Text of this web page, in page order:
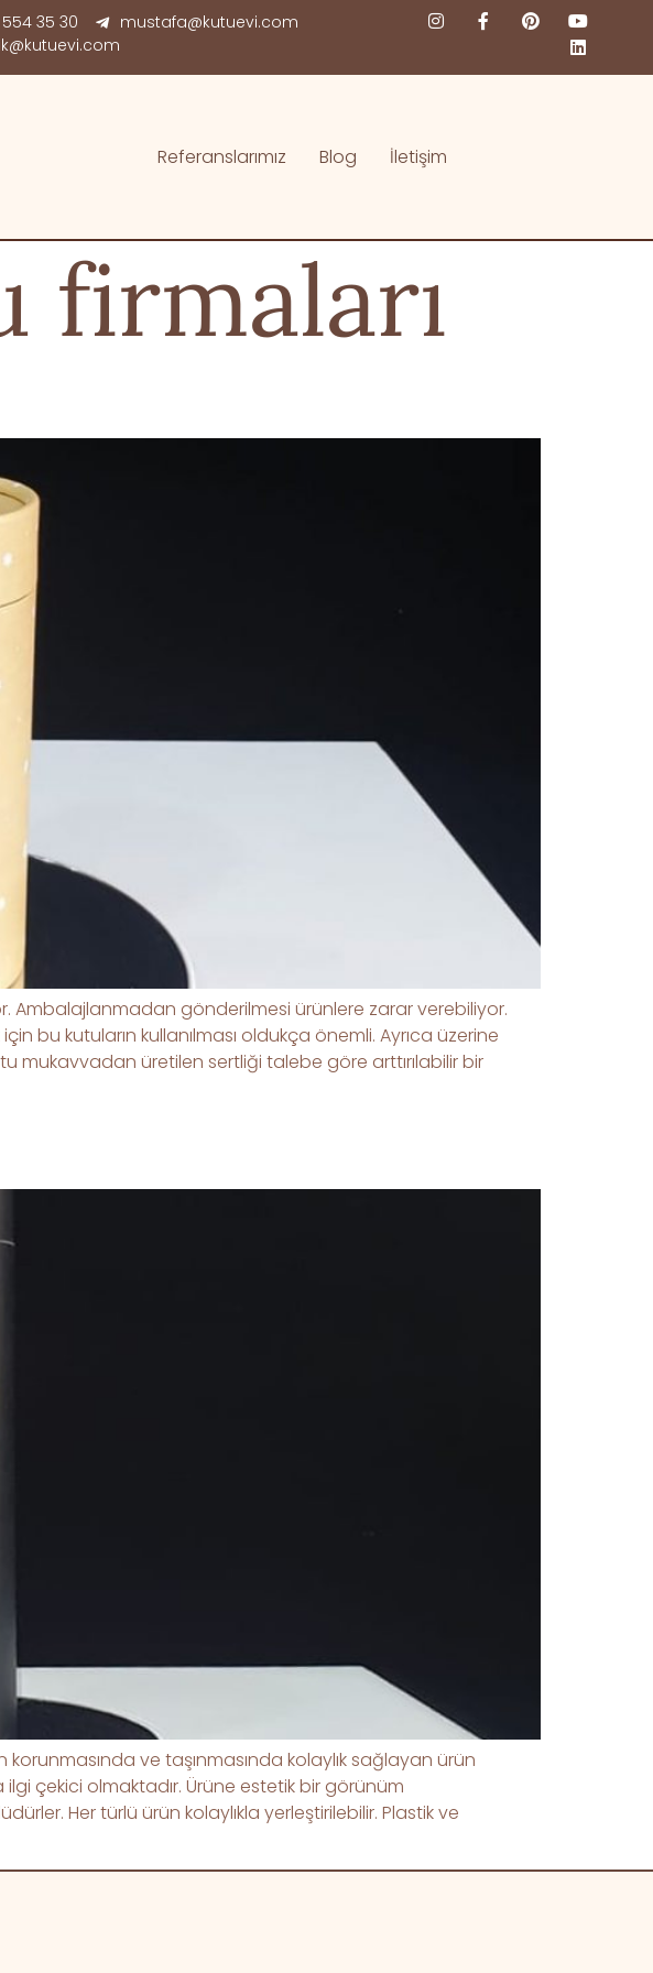
554 35 30
mustafa@kutuevi.com
Referanslarımız Blog İletişim
firmaları
Ambalajlanmadan gönderilmesi ürünlere zarar verebiliyor.
bu kutuların kullanılması oldukça önemli. Ayrıca üzerine
mukavvadan üretilen sertliği talebe göre arttırılabilir bir
ve taşınmasında kolaylık sağlayan ürün
ilgi çekici olmaktadır. Ürüne estetik bir görünüm
Her türlü ürün kolaylıkla yerleştirilebilir. Plastik ve